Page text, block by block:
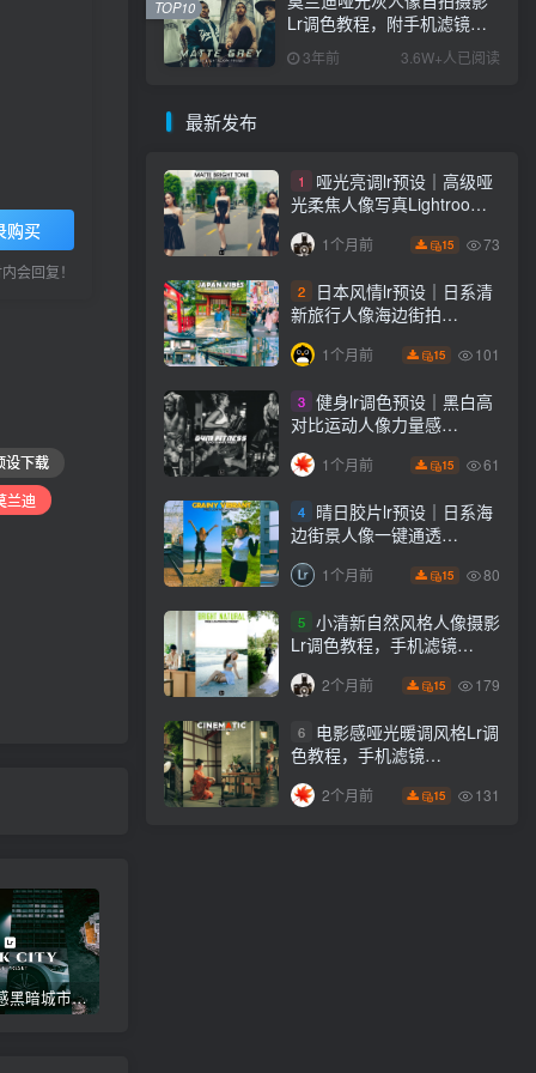
购买
会回复！
设下载
兰迪
高级电影感黑暗城市汽车人像Lr调色，附手机滤镜PS+Lightroom预设下载！
Lr调色教程，附手机滤镜
PS+Lightroom预设下载！
3年前 3.6W+人已阅读
TOP10
最新发布
1
哑光亮调lr预设｜高级哑
光柔焦人像写真Lightroom
下载lr调色风格
1个月前 15 73
2
日本风情lr预设｜日系清
新旅行人像海边街拍
Lightroom下载lr调色风格
1个月前 15 101
3 健身lr调色预设｜黑白高
对比运动人像力量感
Lightroom下载lr预设风格
1个月前 15 61
4
晴日胶片lr预设｜日系海
边街景人像一键通透
Lightroom下载lr调色风格
1个月前 15 80
5 小清新自然风格人像摄影
Lr调色教程，手机滤镜
PS+Lightroom预设下载！
2个月前 15 179
6
电影感哑光暖调风格Lr调
色教程，手机滤镜
PS+Lightroom预设下载！
2个月前 15 131